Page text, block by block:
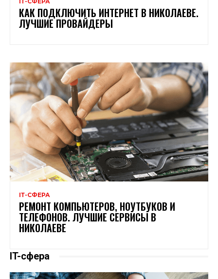
КАК ПОДКЛЮЧИТЬ ИНТЕРНЕТ В НИКОЛАЕВЕ.
ЛУЧШИЕ ПРОВАЙДЕРЫ
ІТ-СФЕРА
РЕМОНТ КОМПЬЮТЕРОВ, НОУТБУКОВ И
ТЕЛЕФОНОВ. ЛУЧШИЕ СЕРВИСЫ В
НИКОЛАЕВЕ
IT-сфера